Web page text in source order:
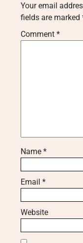
Your email
fields are marked
Comment *
Name *
Email *
Website